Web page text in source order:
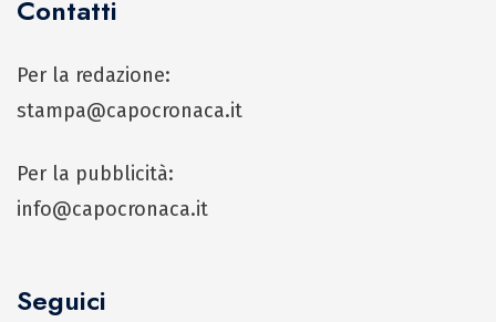
Contatti
Per la redazione:
stampa@capocronaca.it
Per la pubblicità:
info@capocronaca.it
Seguici